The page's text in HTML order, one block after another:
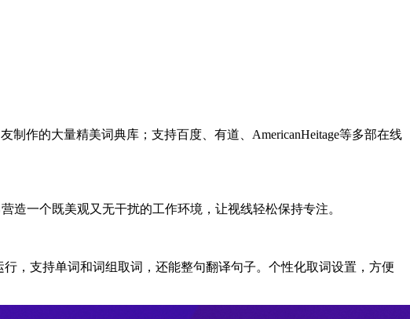
作的大量精美词典库；支持百度、有道、AmericanHeitage等多部在线
一个既美观又无干扰的工作环境，让视线轻松保持专注。
，支持单词和词组取词，还能整句翻译句子。个性化取词设置，方便